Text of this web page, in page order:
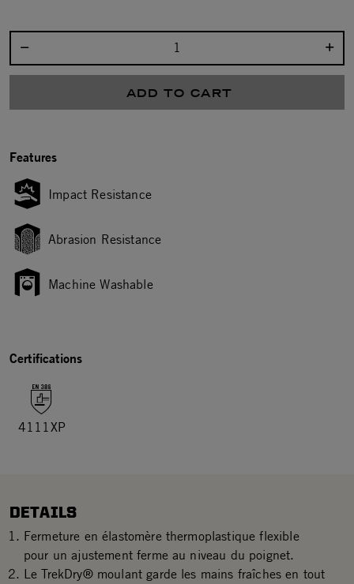
ADD TO CART
Features
Impact Resistance
Abrasion Resistance
Machine Washable
Certifications
4111XP
DETAILS
Fermeture en élastomère thermoplastique flexible
pour un ajustement ferme au niveau du poignet.
Le TrekDry® moulant garde les mains fraîches en tout